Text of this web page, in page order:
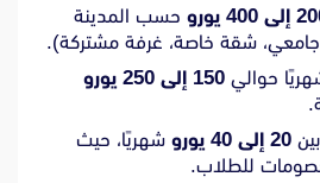
400 يورو
حسب المدينة
شقة خاصة، غرفة مشتركة).
حوالي 150 إلى 250 يورو
20 إلى 40 يورو
شهريًا، حيث
للطلاب.